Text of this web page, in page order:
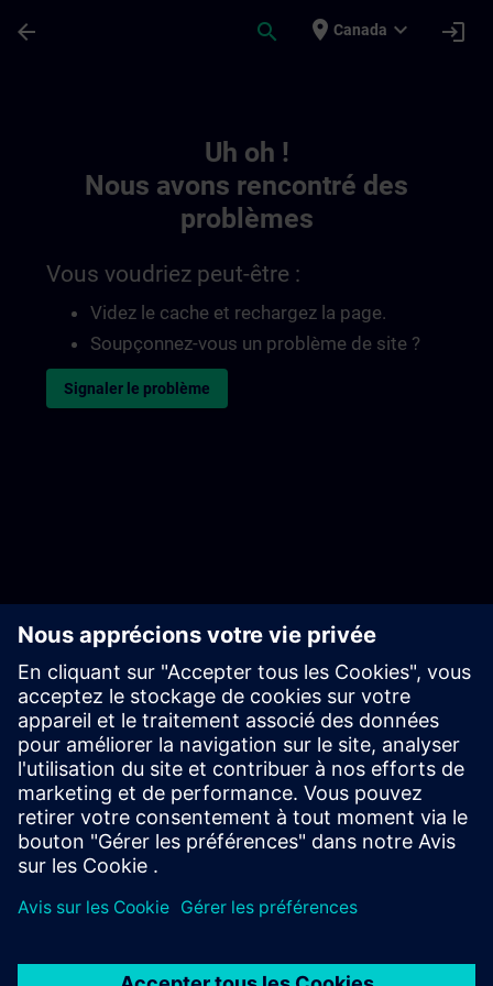
arrow_back search place Canada expand_more login
Uh oh !
Nous avons rencontré des
problèmes
Vous voudriez peut-être :
Videz le cache et rechargez la page.
Soupçonnez-vous un problème de site ?
Signaler le problème